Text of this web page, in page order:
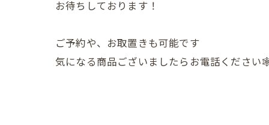
お待ちしております！
ご予約や、お取置きも可能です
気になる商品ございましたらお電話くださ